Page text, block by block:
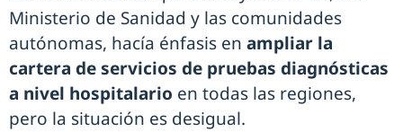
Ministerio de Sanidad y las comunidades
autónomas, hacía énfasis en ampliar la
cartera de servicios de pruebas diagnósticas
a nivel hospitalario en todas las regiones,
pero la situación es desigual.